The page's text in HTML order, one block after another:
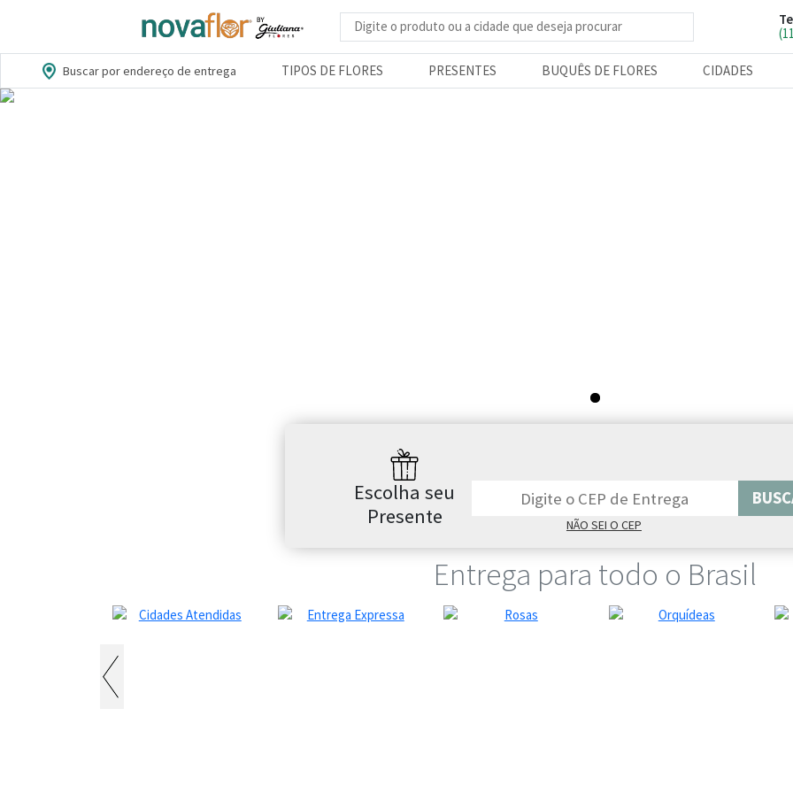
Busca de produtos
Buscar por endereço de entrega TIPOS DE FLORES PRESENTES BUQUÊS DE FLORES CIDADES
Escolha seu
Presente
NÃO SEI O CEP
Entrega para todo o Brasil